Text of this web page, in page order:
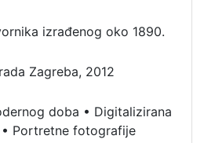
izrađenog oko 1890.
Zagreba, 2012
doba • Digitalizirana
• Portretne fotografije